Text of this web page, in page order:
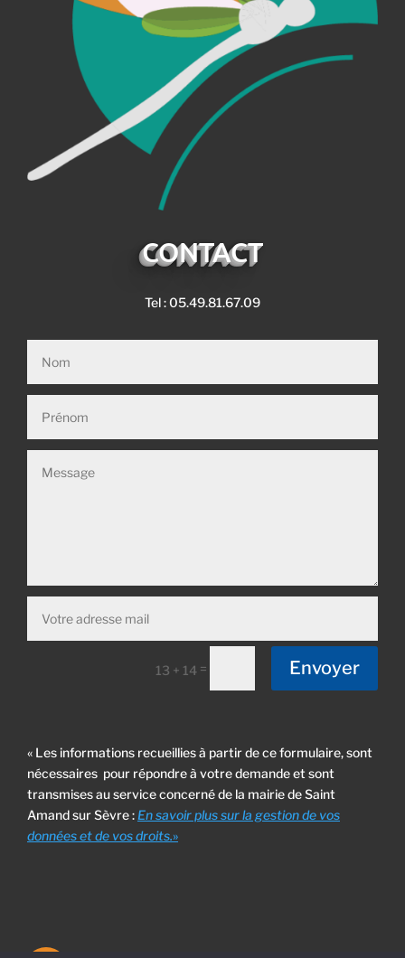
CONTACT
Tel : 05.49.81.67.09
13 + 14 = Envoyer
« Les informations recueillies à partir de ce formulaire, sont
nécessaires pour répondre à votre demande et sont
transmises au service concerné de la mairie de Saint
Amand sur Sèvre : En savoir plus sur la gestion de vos
données et de vos droits.»